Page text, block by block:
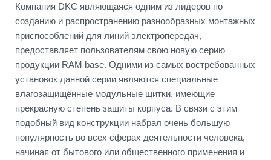
Компания DKC являющаяся одним из лидеров по
созданию и распространению разнообразных монтажных
приспособлений для линий электропередач,
предоставляет пользователям свою новую серию
продукции RAM base. Одними из самых востребованных
установок данной серии являются специальные
влагозащищённые модульные щитки, имеющие
прекрасную степень защиты корпуса. В связи с этим
подобный вид конструкции набрал очень большую
популярность во всех сферах деятельности человека,
начиная от бытового или общественного применения и